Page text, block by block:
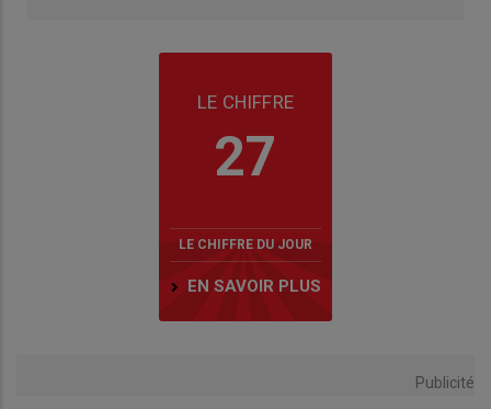
LE CHIFFRE
27
LE CHIFFRE DU JOUR
EN SAVOIR PLUS
Publicité